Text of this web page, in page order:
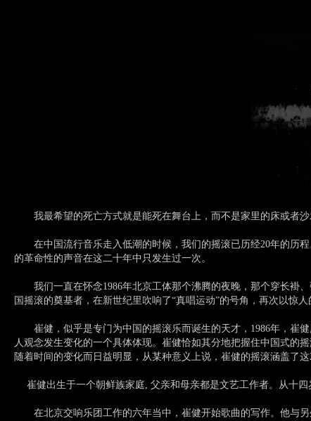
我最希望的死亡方式就是能死在舞台上，而不是家里的床或者沙
在中国流行音乐走入低潮的时候，我们的摇滚已历经20年的历程
的革命性的声音在这二十年中只发生过一次。
我们一直在怀念1986年北京工体那个沸腾的夜晚，那个穿长褂、
国摇滚的奠基者，在新世纪里吹响了“真唱运动”的号角，再次以惊
崔健，似乎是专门为中国的摇滚乐而诞生的天才，1986年，崔健
人观念发生变化的一个具体体现。崔健恰如其分地把握住中国式的
随着时间的变化而日益明显，从某种意义上说，崔健的摇滚涵盖了这
崔健出生于一个朝鲜族家庭, 父亲和母亲都是文艺工作者。从十四
在北京交响乐团工作的六年当中，崔健开始歌曲的写作。他与另